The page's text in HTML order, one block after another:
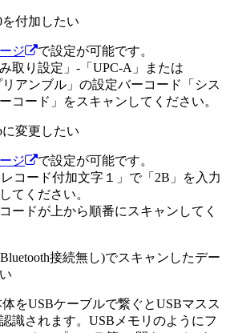
付加したい
ジ
で設定が可能です。
取り設定」-「UPC-A」または
リアンブル」の設定バーコード「シス
コード」をスキャンしてください。
変更したい
ジ
で設定が可能です。
レコード付加文字１」で「2B」を入力
てください。
ードが上から順番にスキャンしてく
接続無し)でスキャンしたデー
体をUSBケーブルで繋ぐとUSBマスス
識されます。USBメモリのようにフ